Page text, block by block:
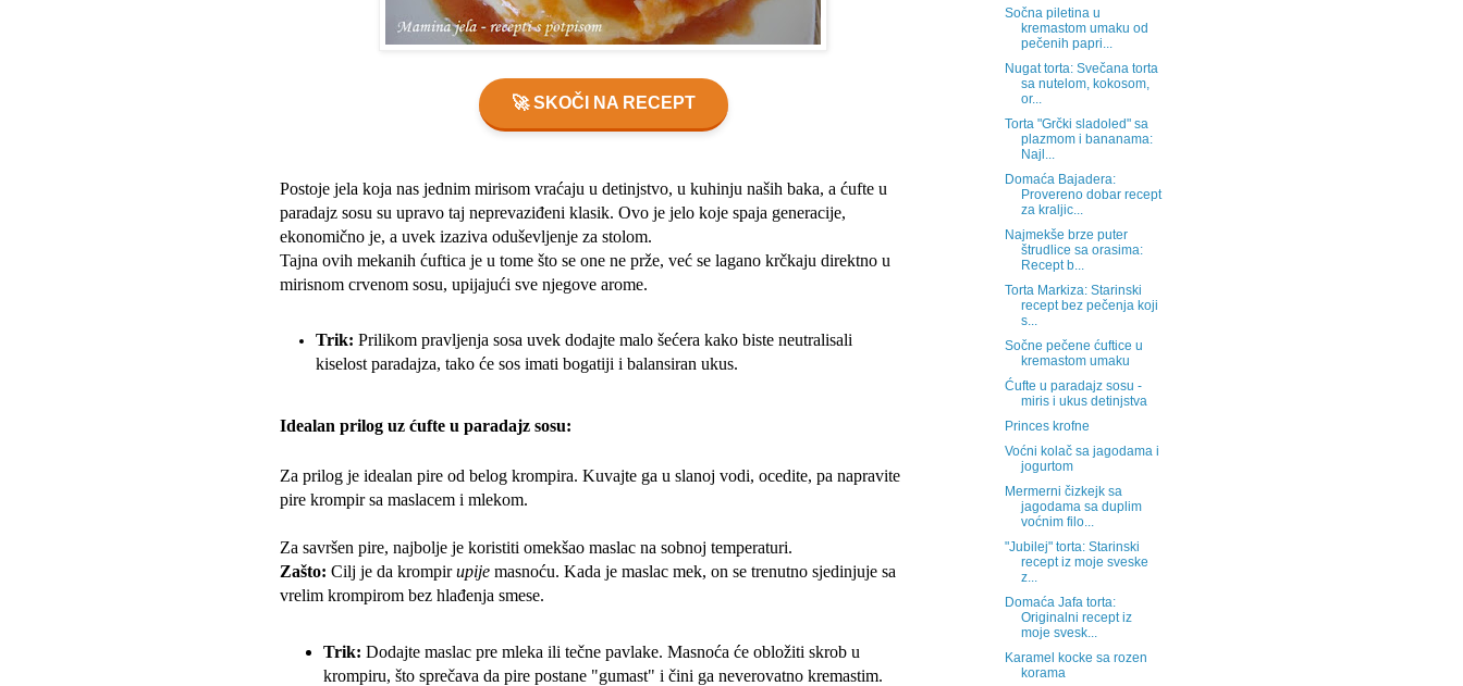
🚀 SKOČI NA RECEPT
Postoje jela koja nas jednim mirisom vraćaju u detinjstvo, u kuhinju naših baka, a ćufte u
paradajz sosu su upravo taj neprevaziđeni klasik. Ovo je jelo koje spaja generacije,
ekonomično je, a uvek izaziva oduševljenje za stolom.
Tajna ovih mekanih ćuftica je u tome što se one ne prže, već se lagano krčkaju direktno u
mirisnom crvenom sosu, upijajući sve njegove arome.
Trik: Prilikom pravljenja sosa uvek dodajte malo šećera kako biste neutralisali
kiselost paradajza, tako će sos imati bogatiji i balansiran ukus.
Idealan prilog uz ćufte u paradajz sosu:
Za prilog je idealan pire od belog krompira. Kuvajte ga u slanoj vodi, ocedite, pa napravite
pire krompir sa maslacem i mlekom.
Za savršen pire, najbolje je koristiti omekšao maslac na sobnoj temperaturi.
Zašto: Cilj je da krompirupijemasnoću. Kada je maslac mek, on se trenutno sjedinjuje sa
vrelim krompirom bez hlađenja smese.
Trik: Dodajte maslac pre mleka ili tečne pavlake. Masnoća će obložiti skrob u
krompiru, što sprečava da pire postane "gumast" i čini ga neverovatno kremastim.
Sočna piletina u
kremastom umaku od
pečenih papri...
Nugat torta: Svečana torta
sa nutelom, kokosom,
or...
Torta "Grčki sladoled" sa
plazmom i bananama:
Najl...
Domaća Bajadera:
Provereno dobar recept
za kraljic...
Najmekše brze puter
štrudlice sa orasima:
Recept b...
Torta Markiza: Starinski
recept bez pečenja koji
s...
Sočne pečene ćuftice u
kremastom umaku
Ćufte u paradajz sosu -
miris i ukus detinjstva
Princes krofne
Voćni kolač sa jagodama i
jogurtom
Mermerni čizkejk sa
jagodama sa duplim
voćnim filo...
"Jubilej" torta: Starinski
recept iz moje sveske
z...
Domaća Jafa torta:
Originalni recept iz
moje svesk...
Karamel kocke sa rozen
korama